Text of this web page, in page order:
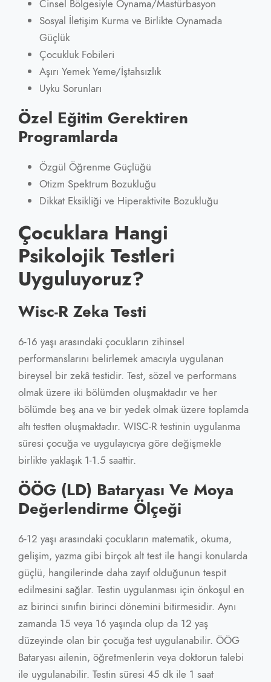
Cinsel Bölgesiyle Oynama/Mastürbasyon
Sosyal İletişim Kurma ve Birlikte Oynamada
Güçlük
Çocukluk Fobileri
Aşırı Yemek Yeme/İştahsızlık
Uyku Sorunları
Özel Eğitim Gerektiren
Programlarda
Özgül Öğrenme Güçlüğü
Otizm Spektrum Bozukluğu
Dikkat Eksikliği ve Hiperaktivite Bozukluğu
Çocuklara Hangi
Psikolojik Testleri
Uyguluyoruz?
Wisc-R Zeka Testi
6-16 yaşı arasındaki çocukların zihinsel
performanslarını belirlemek amacıyla uygulanan
bireysel bir zekâ testidir. Test, sözel ve performans
olmak üzere iki bölümden oluşmaktadır ve her
bölümde beş ana ve bir yedek olmak üzere toplamda
altı testten oluşmaktadır. WISC-R testinin uygulanma
süresi çocuğa ve uygulayıcıya göre değişmekle
birlikte yaklaşık 1-1.5 saattir.
ÖÖG (LD) Bataryası Ve Moya
Değerlendirme Ölçeği
6-12 yaşı arasındaki çocukların matematik, okuma,
gelişim, yazma gibi birçok alt test ile hangi konularda
güçlü, hangilerinde daha zayıf olduğunun tespit
edilmesini sağlar. Testin uygulanması için önkoşul en
az birinci sınıfın birinci dönemini bitirmesidir. Aynı
zamanda 15 veya 16 yaşında olup da 12 yaş
düzeyinde olan bir çocuğa test uygulanabilir. ÖÖG
Bataryası ailenin, öğretmenlerin veya doktorun talebi
ile uygulanabilir. Testin süresi 45 dk ile 1 saat